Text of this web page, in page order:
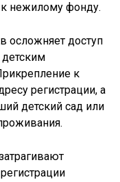
к нежилому фонду.
осложняет доступ
к
регистрации, а
детский сад или